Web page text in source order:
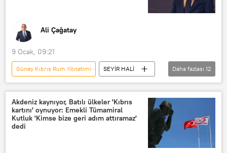
Ali Çağatay
9 Ocak, 09:21
Güney Kıbrıs Rum Yönetimi
SEYİR HALİ
Radyo Sputnik
Radyo
RADYO
Ali Çağatay
Seyir Hali
Vladimir Zelenskiy
Avrupa Birliği
Daha fazlası 12
Akdeniz kaynıyor, Batılı ülkeler 'Kıbrıs
kartını' oynuyor: Emekli Tümamiral
Kutluk 'Kimse bize geri adım attıramaz'
dedi